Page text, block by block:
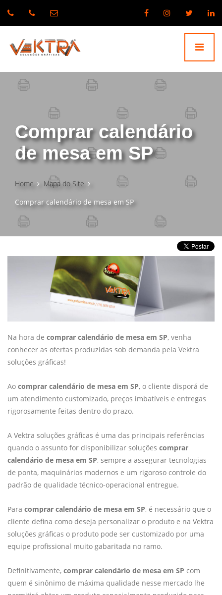
Comprar calendário
de mesa em SP
Home
Mapa do Site
Comprar calendário de mesa em SP
Na hora de comprar calendário de mesa em SP, venha
conhecer as ofertas produzidas sob demanda pela Vektra
soluções gráficas!
Ao comprar calendário de mesa em SP, o cliente disporá de
um atendimento customizado, preços imbatíveis e entregas
rigorosamente feitas dentro do prazo.
A Vektra soluções gráficas é uma das principais referências
quando o assunto for disponibilizar soluções comprar
calendário de mesa em SP, sempre a assegurar tecnologias
de ponta, maquinários modernos e um rigoroso controle do
padrão de qualidade técnico-operacional entregue.
Para comprar calendário de mesa em SP, é necessário que o
cliente defina como deseja personalizar o produto e na Vektra
soluções gráficas o produto pode ser customizado por uma
equipe profissional muito gabaritada no ramo.
Definitivamente, comprar calendário de mesa em SP com
quem é sinônimo de máxima qualidade nesse mercado lhe